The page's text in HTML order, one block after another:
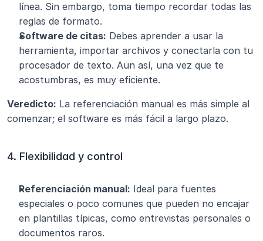
línea. Sin embargo, toma tiempo recordar todas las
reglas de formato.
Software de citas: Debes aprender a usar la
herramienta, importar archivos y conectarla con tu
procesador de texto. Aun así, una vez que te
acostumbras, es muy eficiente.
Veredicto: La referenciación manual es más simple al
comenzar; el software es más fácil a largo plazo.
4. Flexibilidad y control
Referenciación manual: Ideal para fuentes
especiales o poco comunes que pueden no encajar
en plantillas típicas, como entrevistas personales o
documentos raros.